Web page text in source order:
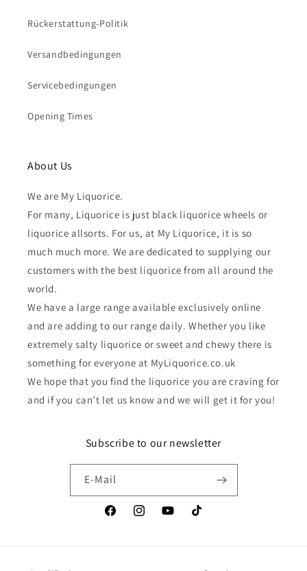
Rückerstattung-Politik
Versandbedingungen
Servicebedingungen
Opening Times
About Us
We are My Liquorice.
For many, Liquorice is just black liquorice wheels or
liquorice allsorts. For us, at My Liquorice, it is so
much much more. We are dedicated to supplying our
customers with the best liquorice from all around the
world.
We have a large range available exclusively online
and are adding to our range daily. Whether you like
extremely salty liquorice or sweet and chewy there is
something for everyone at MyLiquorice.co.uk
We hope that you find the liquorice you are craving for
and if you can’t let us know and we will get it for you!
Subscribe to our newsletter
E-Mail
FacebookInstagramYouTubeTikTok